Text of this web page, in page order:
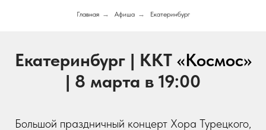
Главная → Афиша → Екатеринбург
Екатеринбург | ККТ «Космос»
| 8 марта в 19:00
Большой праздничный концерт Хора Турецкого,